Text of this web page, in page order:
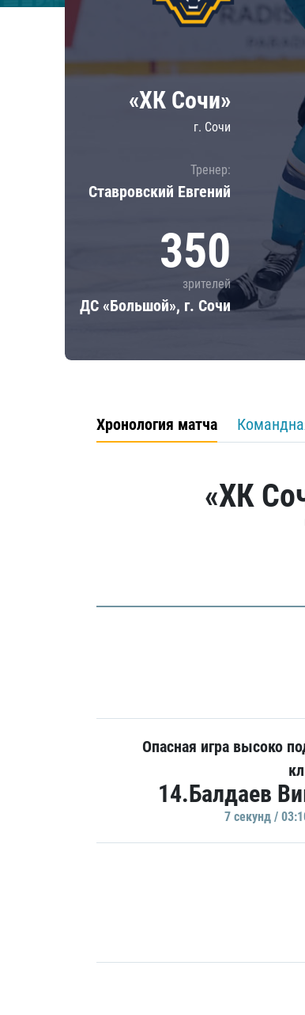
Локомотив
ЦСКА
Шанхайские
«ХК Сочи»
г. Сочи
Тренер:
Ставровский Евгений
350
зрителей
ДС «Большой», г. Сочи
Хронология матча
«ХК
Опасная игра высоко
14.Балдаев
7 секунд /